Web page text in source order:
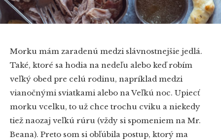
Morku mám zaradenú medzi slávnostnejšie jedlá.
Také, ktoré sa hodia na nedeľu alebo keď robím
veľký obed pre celú rodinu, napríklad medzi
vianočnými sviatkami alebo na Veľkú noc. Upiecť
morku vcelku, to už chce trochu cviku a niekedy
tiež naozaj veľkú rúru (vždy si spomeniem na Mr.
Beana). Preto som si obľúbila postup, ktorý ma